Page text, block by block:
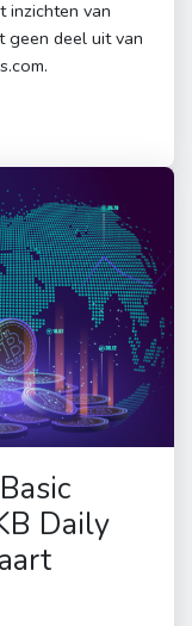
inzichten van
geen deel uit van
Daily